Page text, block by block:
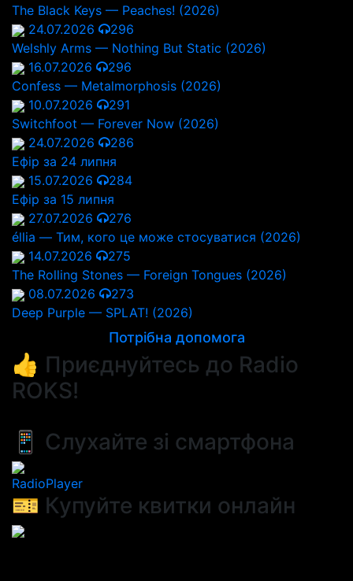
The Black Keys — Peaches! (2026)
24.07.2026
296
Welshly Arms — Nothing But Static (2026)
16.07.2026
296
Confess — Metalmorphosis (2026)
10.07.2026
291
Switchfoot — Forever Now (2026)
24.07.2026
286
Ефір за 24 липня
15.07.2026
284
Ефір за 15 липня
27.07.2026
276
éllia — Тим, кого це може стосуватися (2026)
14.07.2026
275
The Rolling Stones — Foreign Tongues (2026)
08.07.2026
273
Deep Purple — SPLAT! (2026)
Потрібна допомога
👍 Приєднуйтесь до Radio
ROKS!
📱 Слухайте зі смартфона
RadioPlayer
🎫 Купуйте квитки онлайн